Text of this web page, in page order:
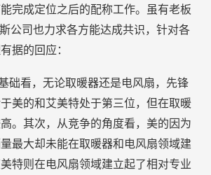
完成定位之后的配称工作。虽有老板
公司也力求各方能达成共识，针对各
据的回应：
础看，无论取暖器还是电风扇，先锋
美的和艾美特处于第三位，但在取暖
。其次，从竞争的角度看，美的因为
最大却未能在取暖器和电风扇领域建
特则在电风扇领域建立起了相对专业